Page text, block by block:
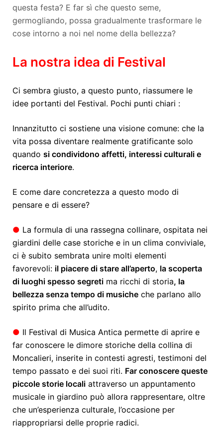
questa festa? E far sì che questo seme,
germogliando, possa gradualmente trasformare le
cose intorno a noi nel nome della bellezza?
La nostra idea di Festival
Ci sembra giusto, a questo punto, riassumere le
idee portanti del Festival. Pochi punti chiari :
Innanzitutto ci sostiene una visione comune: che la
vita possa diventare realmente gratificante solo
quando si condividono affetti, interessi culturali e
ricerca interiore.
E come dare concretezza a questo modo di
pensare e di essere?
● La formula di una rassegna collinare, ospitata nei
giardini delle case storiche e in un clima conviviale,
ci è subito sembrata unire molti elementi
favorevoli: il piacere di stare all’aperto, la scoperta
di luoghi spesso segreti ma ricchi di storia, la
bellezza senza tempo di musiche che parlano allo
spirito prima che all’udito.
● Il Festival di Musica Antica permette di aprire e
far conoscere le dimore storiche della collina di
Moncalieri, inserite in contesti agresti, testimoni del
tempo passato e dei suoi riti. Far conoscere queste
piccole storie locali attraverso un appuntamento
musicale in giardino può allora rappresentare, oltre
che un’esperienza culturale, l’occasione per
riappropriarsi delle proprie radici.